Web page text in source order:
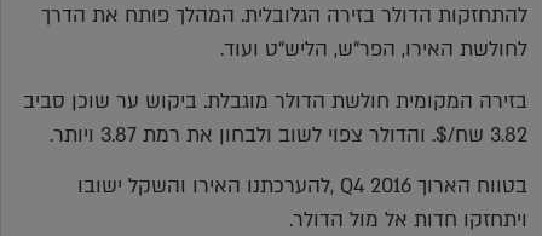
להתחזקות הדולר בזירה הגלובלית. המהלך פותח את הדרך
לחולשת האירו, הפר“ש, הליש“ט ועוד.
בזירה המקומית חולשת הדולר מוגבלת. ביקוש ער שוכן סביב
3.82 שח/$. והדולר צפוי לשוב ולבחון את רמת 3.87 ויותר.
בטווח הארוך Q4 2016 ,להערכתנו האירו והשקל ישובו
ויתחזקו חדות אל מול הדולר.